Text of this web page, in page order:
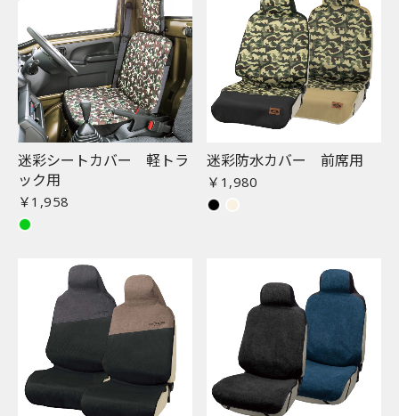
迷彩シートカバー 軽トラ
ック用
￥1,958
迷彩防水カバー 前席用
￥1,980